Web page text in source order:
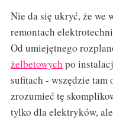
Nie da się ukryć, że we
remontach
Od umiejętnego
żelbetowych po
sufitach - wszędzie tam
zrozumieć tę
tylko dla elektryków,